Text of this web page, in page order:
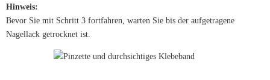
Hinweis:
Bevor Sie mit Schritt 3 fortfahren, warten Sie bis der aufgetragene
Nagellack getrocknet ist.